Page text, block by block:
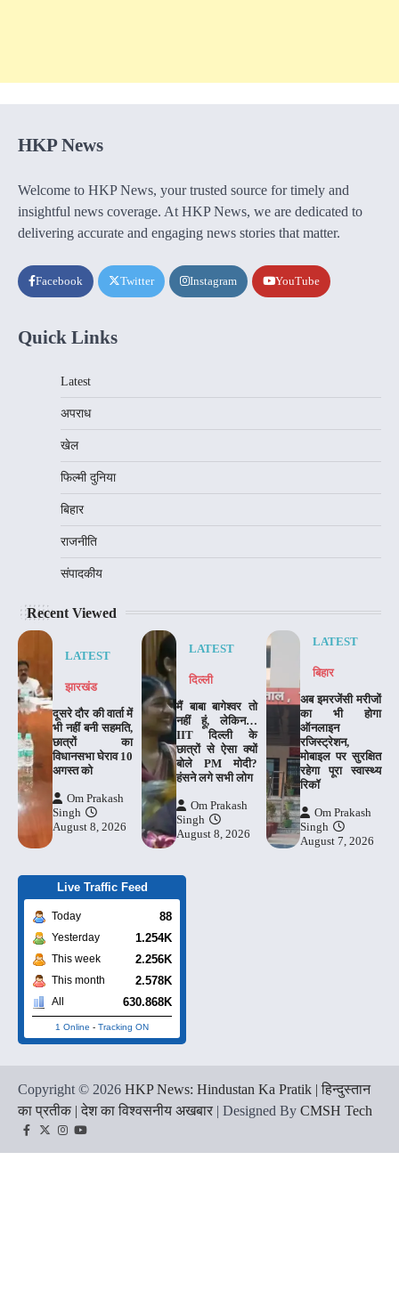
HKP News
Welcome to HKP News, your trusted source for timely and
insightful news coverage. At HKP News, we are dedicated to
delivering accurate and engaging news stories that matter.
Facebook Twitter Instagram YouTube
Quick Links
Latest
अपराध
खेल
फिल्मी दुनिया
बिहार
राजनीति
संपादकीय
Recent Viewed
LATEST
झारखंड
दूसरे दौर की वार्ता में
भी नहीं बनी सहमति,
छात्रों का
विधानसभा घेराव 10
अगस्त को
Om Prakash
Singh
August 8, 2026
LATEST
दिल्‍ली
मैं बाबा बागेश्वर तो
नहीं हूं, लेकिन…
IIT दिल्ली के
छात्रों से ऐसा क्यों
बोले PM मोदी?
हंसने लगे सभी लोग
Om Prakash
Singh
August 8, 2026
LATEST
बिहार
अब इमरजेंसी मरीजों
का भी होगा
ऑनलाइन
रजिस्ट्रेशन,
मोबाइल पर सुरक्षित
रहेगा पूरा स्वास्थ्य
रिकॉ
Om Prakash
Singh
August 7, 2026
Live Traffic Feed
Today 88
Yesterday 1.254K
This week 2.256K
This month 2.578K
All 630.868K
1 Online - Tracking ON
Copyright © 2026 HKP News: Hindustan Ka Pratik | हिन्दुस्तान
का प्रतीक | देश का विश्वसनीय अखबार | Designed By CMSH Tech
Facebook
TwitterInstagram
YouTube